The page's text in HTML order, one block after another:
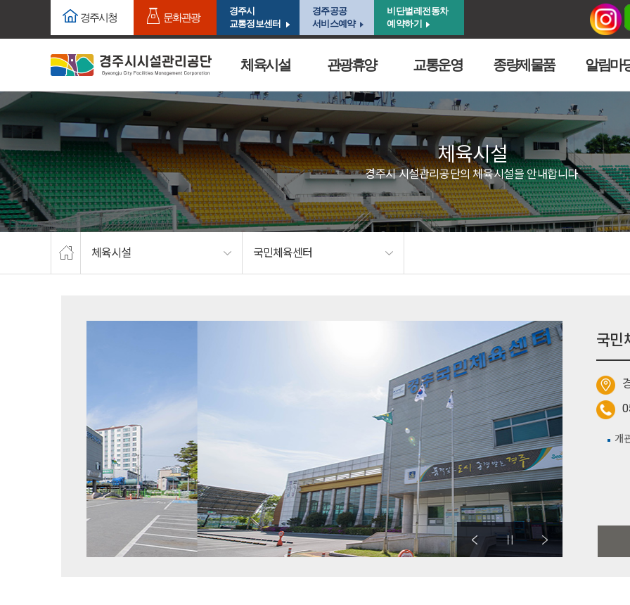
주요메뉴로 건너뛰기
경주시청 문화관광
경주시
교통정보센터
경주공공
서비스예약
비단벌레전동차
예약하기
체육시설 관광휴양 교통운영 종량제물품 알림마
체육시설
경주시 시설관리공단의 체육시설을 안내합니다.
체육시설 국민체육센터
국민
개